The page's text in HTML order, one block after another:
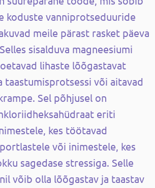
koduste vanniprotseduuride
meile pärast rasket päeva
sisalduva magneesiumi
lihaste lõõgastavat
taastumisprotsessi või aitavad
Sel põhjusel on
eriti
kes töötavad
või inimestele, kes
sagedase stressiga. Selle
võib olla lõõgastav ja taastav